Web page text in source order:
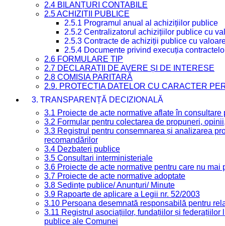
2.4 BILANȚURI CONTABILE
2.5 ACHIZIȚII PUBLICE
2.5.1 Programul anual al achizițiilor publice
2.5.2 Centralizatorul achizițiilor publice cu
2.5.3 Contracte de achiziții publice cu
2.5.4 Documente privind execuția
2.6 FORMULARE TIP
2.7 DECLARAȚII DE AVERE ȘI DE INTERESE
2.8 COMISIA PARITARĂ
2.9. PROTECȚIA DATELOR CU CARACTER
3. TRANSPARENȚĂ DECIZIONALĂ
3.1 Proiecte de acte normative aflate în consultare
3.2 Formular pentru colectarea de propuneri,
3.3 Registrul pentru consemnarea și analizarea
recomandărilor
3.4 Dezbateri publice
3.5 Consultari interministeriale
3.6 Proiecte de acte normative pentru care nu mai
3.7 Proiecte de acte normative adoptate
3.8 Ședințe publice/ Anunțuri/ Minute
3.9 Rapoarte de aplicare a Legii nr. 52/2003
3.10 Persoana desemnată responsabilă pentru
3.11 Registrul asociațiilor, fundațiilor și federațiilor
publice ale Comunei